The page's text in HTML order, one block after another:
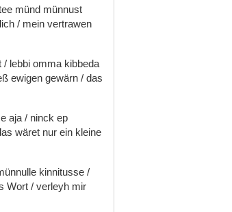
münd münnust
/ mein vertrawen
/ lebbi omma kibbeda
ewigen gewärn / das
aja / ninck ep
wäret nur ein kleine
kinnitusse /
Wort / verleyh mir